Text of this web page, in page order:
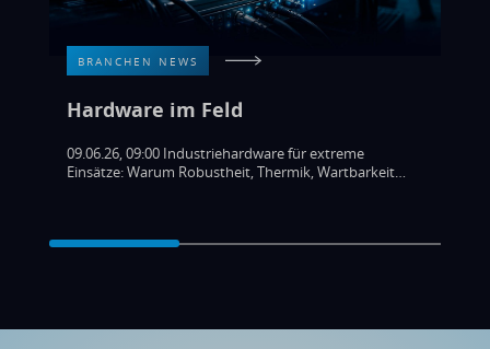
BRANCHEN NEWS
Hardware im Feld
09.06.26, 09:00 Industriehardware für extreme
Einsätze: Warum Robustheit, Thermik, Wartbarkeit